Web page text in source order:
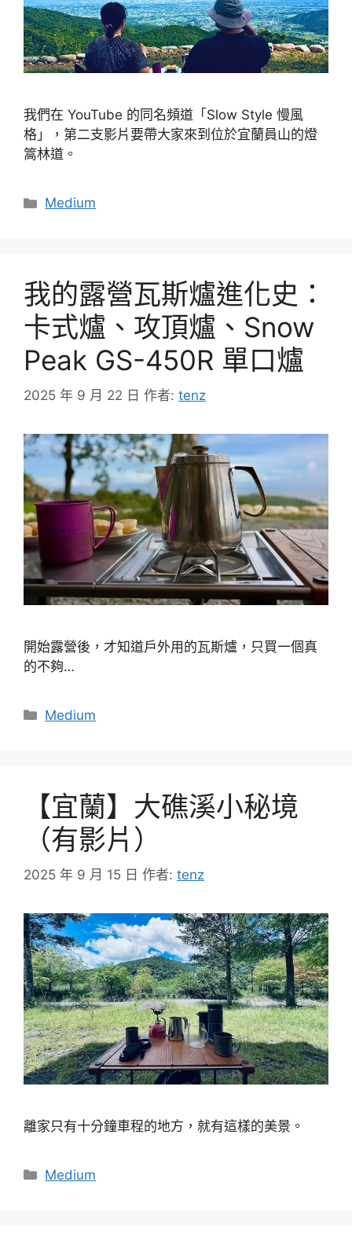
我們在 YouTube 的同名頻道「Slow Style 慢風
格」，第二支影片要帶大家來到位於宜蘭員山的燈
篙林道。
分
Medium
我的露營瓦斯爐進化史：
卡式爐、攻頂爐、Snow
Peak GS-450R 單口爐
2025 年 9 月 22 日 作者: tenz
開始露營後，才知道戶外用的瓦斯爐，只買一個真
的不夠…
分
Medium
【宜蘭】大礁溪小秘境
（有影片）
2025 年 9 月 15 日 作者: tenz
離家只有十分鐘車程的地方，就有這樣的美景。
分
Medium